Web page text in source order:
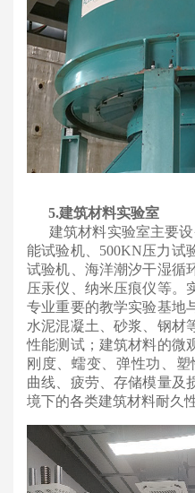
5.建筑材料实验室
建筑材料实验室主要设
能试验机、500KN压力试
试验机、海洋潮汐干湿循
压汞仪、纳米压痕仪等。
专业重要的教学实验基地
水泥混凝土、砂浆、钢材
性能测试；建筑材料的微
刚度、蠕变、弹性功、
曲线、疲劳、存储模量及
境下的各类建筑材料耐久